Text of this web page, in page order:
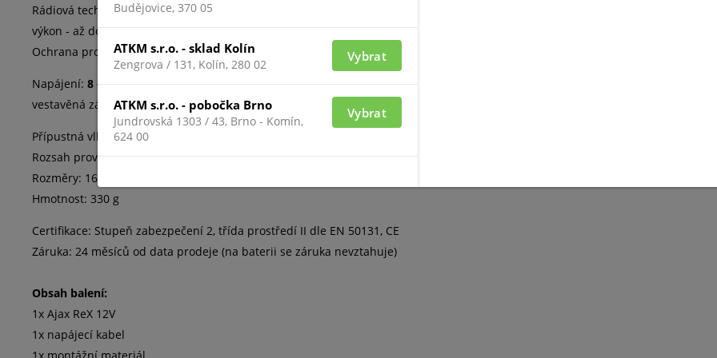
Rádiová technologie Jeweller: Dosah komunikace se zařízeními - až 1 800 m v otevřeném prostoru; obousměrná komunikace;
výkon - až do 25 mW; blokové šifrování založené na AES algoritmu; interval dotazování zařízení Hubem: 12 - 300 s; automatické
Ochrana proti sabotáži: Autentizace zařízení; detekce rušení rádiového signálu; upozornění na neoprávněnou manipulaci
Napájení: 8 - 20 V DC (ReX 12V)
vestavěná záložní baterie: Li-Ion 2 Ah; až 35 hodin zálohování
Přípustná vlhkost: Až do 75%
Rozsah provozní teploty: Od -10 °C do +40 °C
Rozměry: 163 × 163 × 36 mm
Hmotnost: 330 g
Certifikace: Stupeň zabezpečení 2, třída prostředí II dle EN 50131, CE
Záruka: 24 měsíců od data prodeje (na baterii se záruka nevztahuje)
Obsah balení:
1x Ajax ReX 12V
1x napájecí kabel
Budějovice, 370 05
ATKM s.r.o. - sklad Kolín
Zengrova / 131, Kolín, 280 02
Vybrat
ATKM s.r.o. - pobočka Brno
Jundrovská 1303 / 43, Brno - Komín,
624 00
Vybrat